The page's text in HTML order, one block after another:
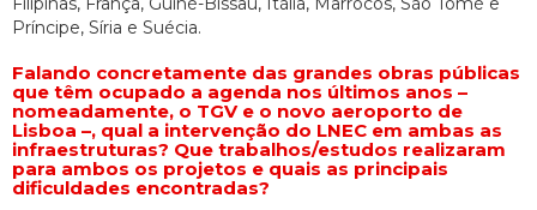
Príncipe, Síria e Suécia.
Falando concretamente das grandes obras públicas
que têm ocupado a agenda nos últimos anos –
nomeadamente, o TGV e o novo aeroporto de
Lisboa –, qual a intervenção do LNEC em ambas as
infraestruturas? Que trabalhos/estudos realizaram
para ambos os projetos e quais as principais
dificuldades encontradas?